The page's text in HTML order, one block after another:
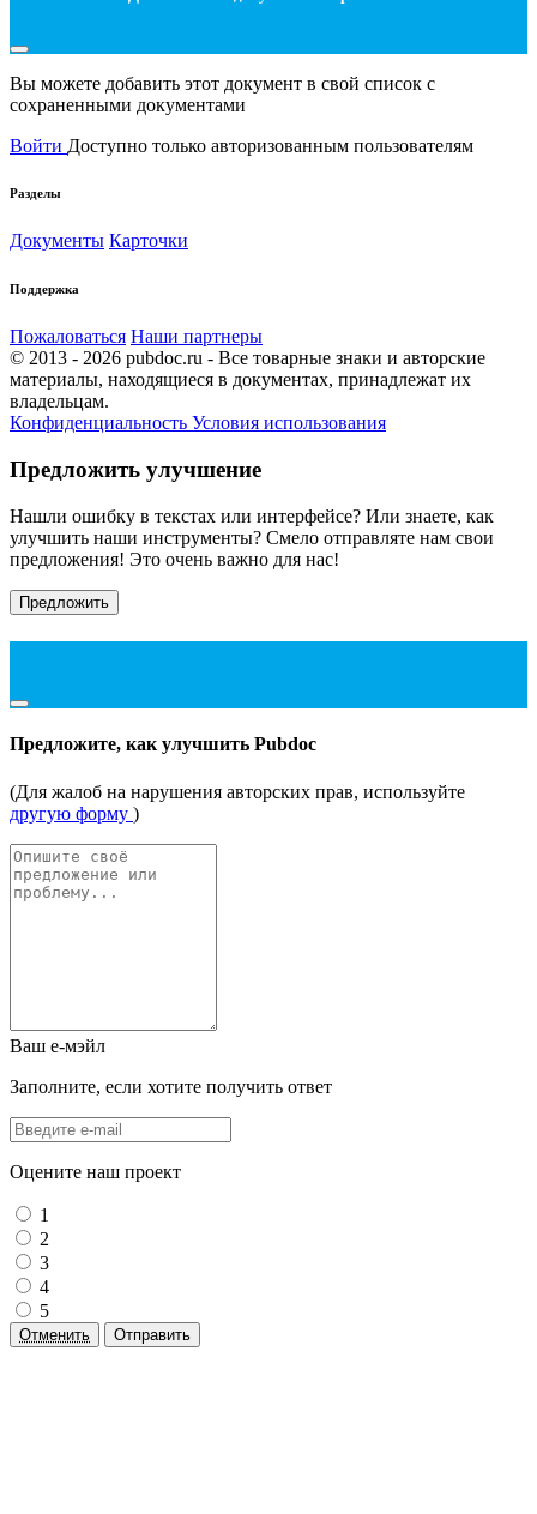
Вы можете добавить этот документ в свой список с
сохраненными документами
Войти Доступно только авторизованным пользователям
Разделы
Документы Карточки
Поддержка
Пожаловаться Наши партнеры
© 2013 - 2026 pubdoc.ru - Все товарные знаки и авторские
материалы, находящиеся в документах, принадлежат их
владельцам.
Конфиденциальность Условия использования
Предложить улучшение
Нашли ошибку в текстах или интерфейсе? Или знаете, как
улучшить наши инструменты? Смело отправляте нам свои
предложения! Это очень важно для нас!
Предложить
Предложите, как улучшить Pubdoc
(Для жалоб на нарушения авторских прав, используйте
другую форму )
Ваш е-мэйл
Заполните, если хотите получить ответ
Оцените наш проект
1
2
3
4
5
Отменить Отправить